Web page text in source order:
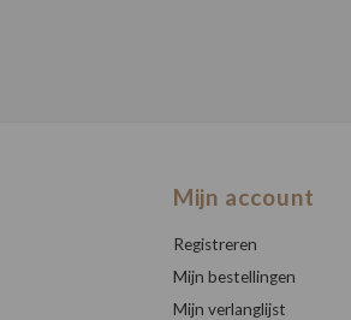
Mijn account
Registreren
Mijn bestellingen
Mijn verlanglijst